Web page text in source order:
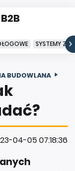
B2B
SYSTEMY
BUDOWLANA
04-05 07:18:36